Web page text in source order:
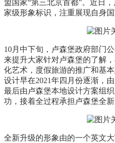
盟国家“第三北京首都”。近日
家级形象标识，注重展现自身国
10月中下旬，卢森堡政府部门
来提升大家针对卢森堡的了解
化艺术，度假旅游的推广和基
设计早在2021年四月份逐渐，
最后由卢森堡本地设计方案组织
功，接着全过程承担卢森堡全
全新升级的形象由的一个英文